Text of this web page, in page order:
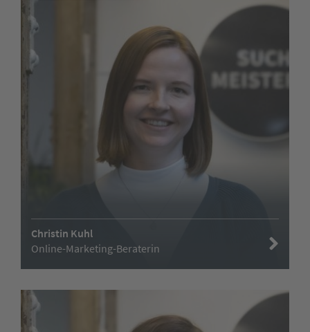
Christin Kuhl
Online-Marketing-Beraterin